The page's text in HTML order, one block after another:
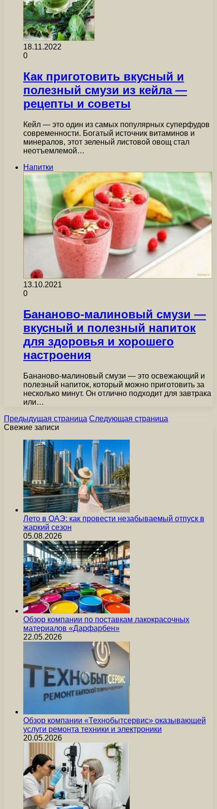
18.11.2022
0
Как приготовить вкусный и
полезный смузи из кейла —
рецепты и советы
Кейл — это один из самых популярных суперфудов
современности. Богатый источник витаминов и
минералов, этот зеленый листовой овощ стал
неотъемлемой…
Напитки
13.10.2021
0
Бананово-малиновый смузи —
вкусный и полезный напиток
для здоровья и хорошего
настроения
Бананово-малиновый смузи — это освежающий и
полезный напиток, который можно приготовить за
несколько минут. Он отлично подходит для завтрака
или…
Предыдущая страница Следующая страница
Свежие записи
Лето в ОАЭ: как провести незабываемый отпуск в
жаркий сезон
05.08.2026
Обзор компании по поставкам лакокрасочных
материалов «Дарфарбен»
22.05.2026
Обзор компании «Технобытсервис» оказывающей
услуги ремонта техники и электроники
20.05.2026